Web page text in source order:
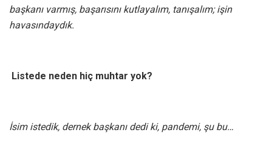
başkanı varmış, başarısını kutlayalım, tanışalım; işin
havasındaydık.
Listede neden hiç muhtar yok?
İsim istedik, dernek başkanı dedi ki, pandemi, şu bu…